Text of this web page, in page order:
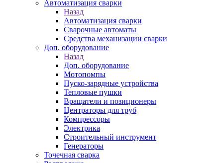
Автоматизация сварки
Назад
Автоматизация сварки
Сварочные автоматы
Средства механизации сварки
Доп. оборудование
Назад
Доп. оборудование
Мотопомпы
Пуско-зарядные устройства
Тепловые пушки
Вращатели и позиционеры
Центраторы для труб
Компрессоры
Электрика
Строительный инструмент
Генераторы
Точечная сварка